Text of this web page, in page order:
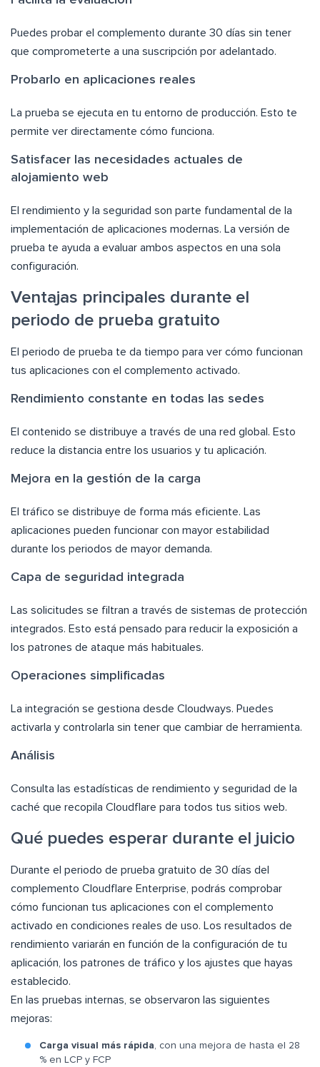
Puedes probar el complemento durante 30 días sin tener
que comprometerte a una suscripción por adelantado.
Probarlo en aplicaciones reales
La prueba se ejecuta en tu entorno de producción. Esto te
permite ver directamente cómo funciona.
Satisfacer las necesidades actuales de
alojamiento web
El rendimiento y la seguridad son parte fundamental de la
implementación de aplicaciones modernas. La versión de
prueba te ayuda a evaluar ambos aspectos en una sola
configuración.
Ventajas principales durante el
periodo de prueba gratuito
El periodo de prueba te da tiempo para ver cómo funcionan
tus aplicaciones con el complemento activado.
Rendimiento constante en todas las sedes
El contenido se distribuye a través de una red global. Esto
reduce la distancia entre los usuarios y tu aplicación.
Mejora en la gestión de la carga
El tráfico se distribuye de forma más eficiente. Las
aplicaciones pueden funcionar con mayor estabilidad
durante los periodos de mayor demanda.
Capa de seguridad integrada
Las solicitudes se filtran a través de sistemas de protección
integrados. Esto está pensado para reducir la exposición a
los patrones de ataque más habituales.
Operaciones simplificadas
La integración se gestiona desde Cloudways. Puedes
activarla y controlarla sin tener que cambiar de herramienta.
Análisis
Consulta las estadísticas de rendimiento y seguridad de la
caché que recopila Cloudflare para todos tus sitios web.
Qué puedes esperar durante el juicio
Durante el periodo de prueba gratuito de 30 días del
complemento Cloudflare Enterprise, podrás comprobar
cómo funcionan tus aplicaciones con el complemento
activado en condiciones reales de uso. Los resultados de
rendimiento variarán en función de la configuración de tu
aplicación, los patrones de tráfico y los ajustes que hayas
establecido.
En las pruebas internas, se observaron las siguientes
mejoras:
Carga visual más rápida, con una mejora de hasta el 28
% en LCP y FCP